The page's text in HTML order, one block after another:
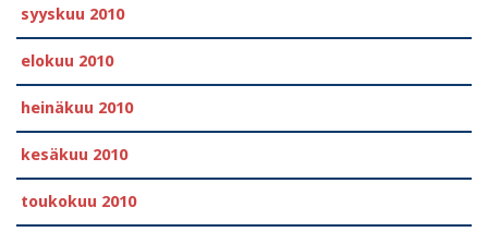
syyskuu 2010
elokuu 2010
heinäkuu 2010
kesäkuu 2010
toukokuu 2010